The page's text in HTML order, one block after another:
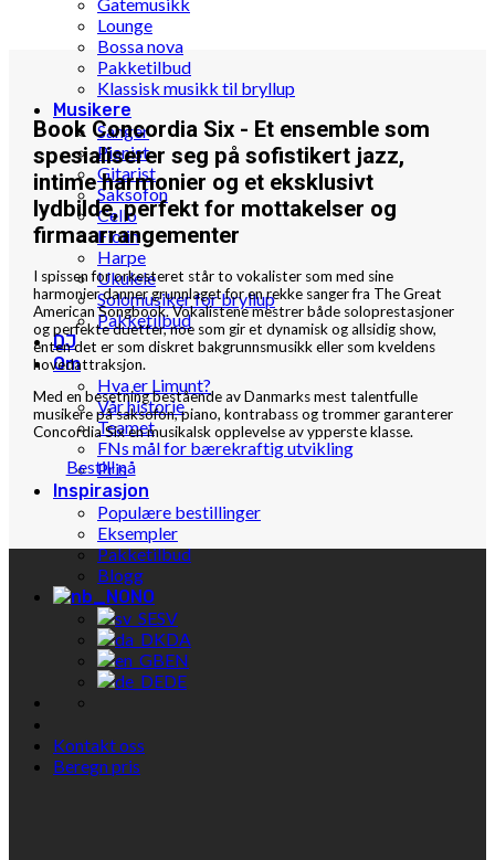
Lounge
Bossa nova
Pakketilbud
Klassisk musikk til bryllup
Musikere
Sanger
Pianist
Gitarist
Saksofon
Cello
Fiolin
Harpe
Ukulele
Solomusiker for bryllup
Pakketilbud
DJ
Om
Hva er Limunt?
Vår historie
Teamet
FNs mål for bærekraftig utvikling
Pris
Inspirasjon
Populære bestillinger
Eksempler
Pakketilbud
Blogg
NO
SV
DA
EN
DE
Kontakt oss
Beregn pris
Book Concordia Six - Et ensemble som
spesialiserer seg på sofistikert jazz,
intime harmonier og et eksklusivt
lydbilde, perfekt for mottakelser og
firmaarrangementer
I spissen for orkesteret står to vokalister som med sine
harmonier danner grunnlaget for en rekke sanger fra The Great
American Songbook. Vokalistene mestrer både soloprestasjoner
og perfekte duetter, noe som gir et dynamisk og allsidig show,
enten det er som diskret bakgrunnsmusikk eller som kveldens
hovedattraksjon.
Med en besetning bestående av Danmarks mest talentfulle
musikere på saksofon, piano, kontrabass og trommer garanterer
Concordia Six en musikalsk opplevelse av ypperste klasse.
Bestill nå